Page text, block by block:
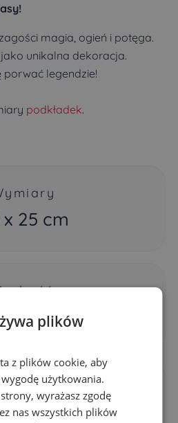
magia, ogień i potęga.
unikalna dekoracja.
porwać legendzie!
podkładek.
25 cm
3 mm
druku
plików
z plików cookie, aby
użytkowania.
wyrażasz zgodę
nas wszystkich plików